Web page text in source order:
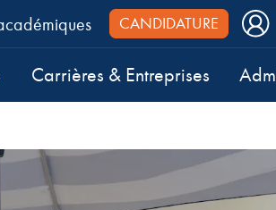
CANDIDATURE
Carrières & Entreprises